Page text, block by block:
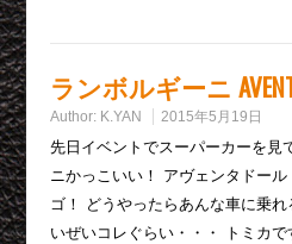
ランボルギーニ
Author: K.YAN 2015年5月19日
先日イベントでスーパーカーを見
ニかっこいい！ アヴェンタドー
ゴ！ どうやったらあんな車に乗
いぜいコレぐらい・・・ トミカ